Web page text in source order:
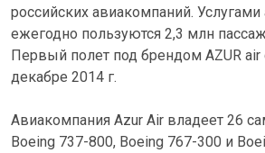
российских авиакомпаний.
ежегодно пользуются 2,3 млн
Первый полет под брендом AZUR air
декабре 2014 г.
Авиакомпания Azur Air владеет 26
Boeing 737-800, Boeing 767-300 и